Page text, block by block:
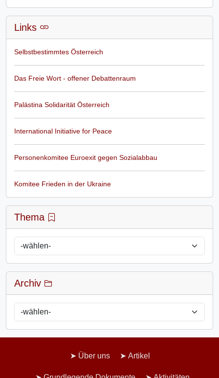
Links
Selbstbestimmtes Österreich
Das Freie Wort - offener Debattenraum
Palästina Solidarität Österreich
International Initiative for Peace
Personenkomitee Euroexit gegen Sozialabbau
Komitee Frieden in der Ukraine
Thema
Archiv
Über uns Artikel